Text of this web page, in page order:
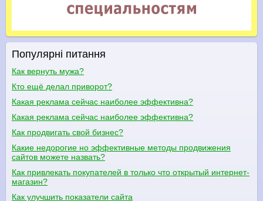
Популярні питання
Как вернуть мужа?
Кто ещё делал приворот?
Какая реклама сейчас наиболее эффективна?
Какая реклама сейчас наиболее эффективна?
Как продвигать свой бизнес?
Какие недорогие но эффективные методы продвижения
сайтов можете назвать?
Как привлекать покупателей в только что открытый интернет-
магазин?
Как улучшить показатели сайта